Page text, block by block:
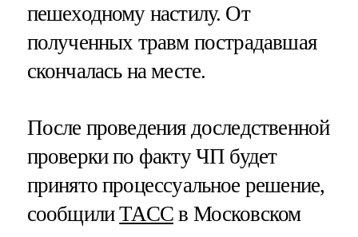
пешеходному настилу. От
полученных травм пострадавшая
скончалась на месте.
После проведения доследственной
проверки по факту ЧП будет
принято процессуальное решение,
сообщилиТАСС в Московском